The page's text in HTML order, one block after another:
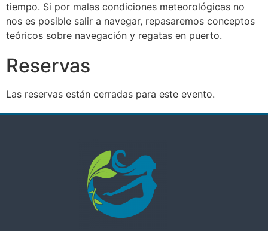
tiempo. Si por malas condiciones meteorológicas no
nos es posible salir a navegar, repasaremos conceptos
teóricos sobre navegación y regatas en puerto.
Reservas
Las reservas están cerradas para este evento.